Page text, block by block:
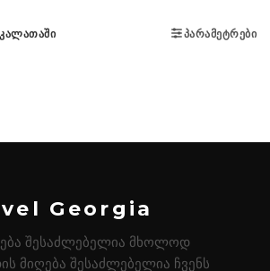
ᲙᲐᲚᲐᲗᲐᲨᲘ ᲞᲐᲠᲐᲛᲔᲢᲠᲔᲑᲘ
Georgia
შესაძლებელია მხოლოდ
მიღება შესაძლებელია ჩვენს